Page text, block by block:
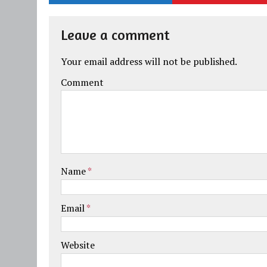
Leave a comment
Your email address will not be published.
Comment
Name*
Email*
Website